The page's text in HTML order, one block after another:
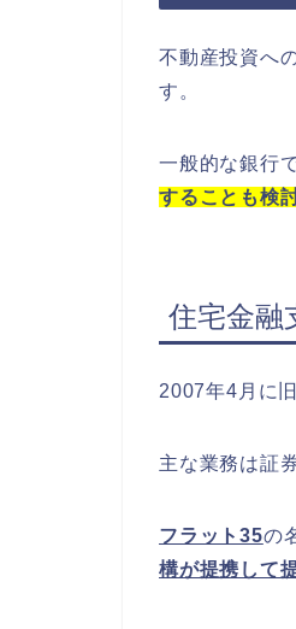
不動産投資へ
す。
一般的な銀行
することも検
住宅金融
2007年4月に
主な業務は証
フラット35の
構が提携して